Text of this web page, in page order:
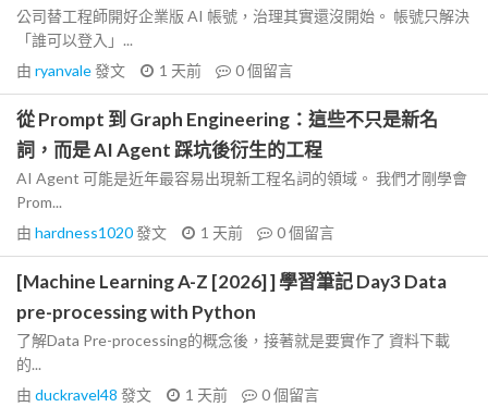
公司替工程師開好企業版 AI 帳號，治理其實還沒開始。 帳號只解決
「誰可以登入」...
由 ryanvale發文 1 天前 0個留言
從 Prompt 到 Graph Engineering：這些不只是新名
詞，而是 AI Agent 踩坑後衍生的工程
AI Agent 可能是近年最容易出現新工程名詞的領域。 我們才剛學會
Prom...
由 hardness1020發文 1 天前 0個留言
[Machine Learning A-Z [2026] ] 學習筆記 Day3 Data
pre-processing with Python
了解Data Pre-processing的概念後，接著就是要實作了 資料下載
的...
由 duckravel48 發文 1 天前 0個留言